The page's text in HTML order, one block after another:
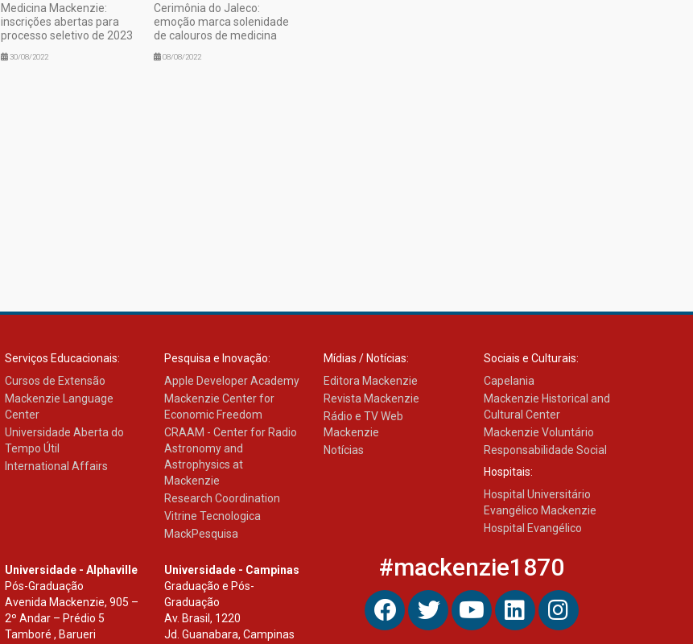
Medicina Mackenzie:
inscrições abertas para
processo seletivo de 2023
30/08/2022
Cerimônia do Jaleco:
emoção marca solenidade
de calouros de medicina
08/08/2022
Serviços Educacionais:
Cursos de Extensão
Mackenzie Language
Center
Universidade Aberta do
Tempo Útil
International Affairs
Pesquisa e Inovação:
Apple Developer Academy
Mackenzie Center for
Economic Freedom
CRAAM - Center for Radio
Astronomy and
Astrophysics at
Mackenzie
Research Coordination
Vitrine Tecnologica
MackPesquisa
Mídias / Notícias:
Editora Mackenzie
Revista Mackenzie
Rádio e TV Web
Mackenzie
Notícias
Sociais e Culturais:
Capelania
Mackenzie Historical and
Cultural Center
Mackenzie Voluntário
Responsabilidade Social
Hospitais:
Hospital Universitário
Evangélico Mackenzie
Hospital Evangélico
Universidade - Alphaville
Pós-Graduação
Avenida Mackenzie, 905 –
2º Andar – Prédio 5
Tamboré , Barueri
Universidade - Campinas
Graduação e Pós-
Graduação
Av. Brasil, 1220
Jd. Guanabara, Campinas
#mackenzie1870